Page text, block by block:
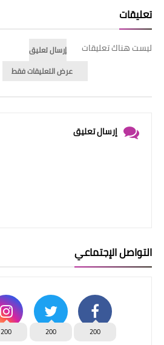
تعليقات
ليست هناك تعليقات
إرسال تعليق
عرض التعليقات فقط
إرسال تعليق
التواصل الإجتماعي
200
200
200